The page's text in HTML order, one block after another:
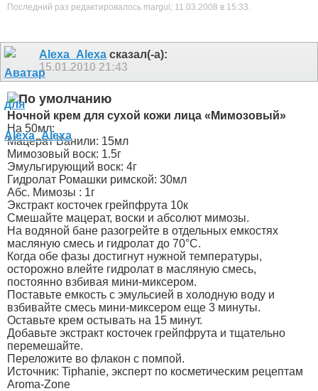
Последний раз редактировалось margul; 11.03.2008 в 15:33.
Alexa_Alexa сказал(-а):
15.01.2010 21:43
Ночной крем для сухой кожи лица «Мимозовый»
На 50мл:
Мацерат Ванили: 15мл
Мимозовый воск: 1.5г
Эмульгирующий воск: 4г
Гидролат Ромашки римской: 30мл
Абс. Мимозы : 1г
Экстракт косточек грейпфрута 10к
Смешайте мацерат, воски и абсолют мимозы.
На водяной бане разогрейте в отдельных емкостях
масляную смесь и гидролат до 70°C.
Когда обе фазы достигнут нужной температуры,
осторожно влейте гидролат в масляную смесь,
постоянно взбивая мини-миксером.
Поставьте емкость с эмульсией в холодную воду и
взбивайте смесь мини-миксером еще 3 минуты.
Оставьте крем остывать на 15 минут.
Добавьте экстракт косточек грейпфрута и тщательно
перемешайте.
Переложите во флакон с помпой.
Источник: Tiphanie, эксперт по косметическим рецептам
Aroma-Zone